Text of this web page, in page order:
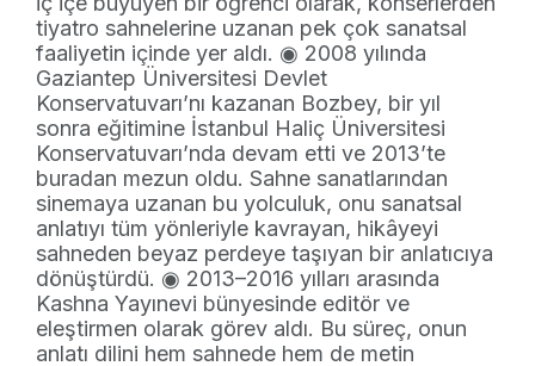
tiyatro sahnelerine uzanan pek çok sanatsal
faaliyetin içinde yer aldı. ◉ 2008 yılında
Gaziantep Üniversitesi Devlet
Konservatuvarı’nı kazanan Bozbey, bir yıl
sonra eğitimine İstanbul Haliç Üniversitesi
Konservatuvarı’nda devam etti ve 2013’te
buradan mezun oldu. Sahne sanatlarından
sinemaya uzanan bu yolculuk, onu sanatsal
anlatıyı tüm yönleriyle kavrayan, hikâyeyi
sahneden beyaz perdeye taşıyan bir anlatıcıya
dönüştürdü. ◉ 2013–2016 yılları arasında
Kashna Yayınevi bünyesinde editör ve
eleştirmen olarak görev aldı. Bu süreç, onun
anlatı dilini hem sahnede hem de metin